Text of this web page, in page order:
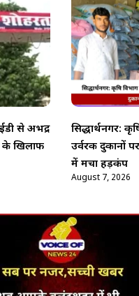
से अभद्र
के खिलाफ
सिद्धार्थनगर:
उर्वरक दुकानों
में मचा हड़कंप
August 7, 2026